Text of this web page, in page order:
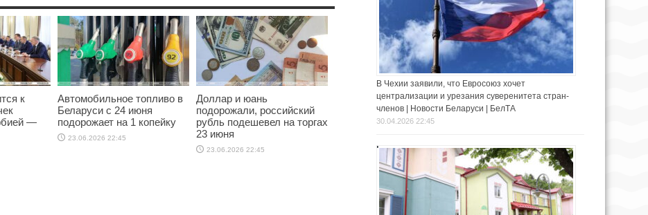
к
—
Автомобильное топливо в
Беларуси с 24 июня
подорожает на 1 копейку
23.06.2026 22:45
Доллар и юань
подорожали, российский
рубль подешевел на торгах
23 июня
23.06.2026 22:45
В Чехии заявили, что Евросоюз хочет
централизации и урезания суверенитета стран-
членов | Новости Беларуси | БелТА
30.04.2026 22:45